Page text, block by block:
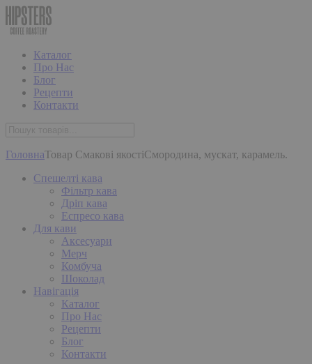
Каталог
Про Нас
Блог
Рецепти
Контакти
ГоловнаТовар Смакові якостіСмородина, мускат, карамель.
Спешелті кава
Фільтр кава
Дріп кава
Еспресо кава
Для кави
Аксесуари
Мерч
Комбуча
Шоколад
Навігація
Каталог
Про Нас
Рецепти
Блог
Контакти